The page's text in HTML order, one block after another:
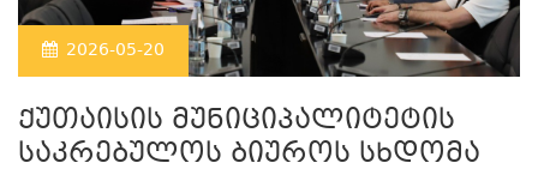
2026-05-20
ქუთაისის მუნიციპალიტეტის
საკრებულოს ბიუროს სხდომა